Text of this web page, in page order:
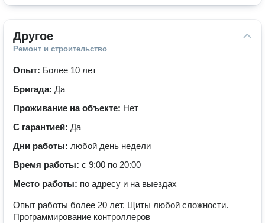
Другое
Ремонт и строительство
Опыт: Более 10 лет
Бригада: Да
Проживание на объекте: Нет
С гарантией: Да
Дни работы: любой день недели
Время работы: с 9:00 по 20:00
Место работы: по адресу и на выездах
Опыт работы более 20 лет. Щиты любой сложности.
Программирование контроллеров